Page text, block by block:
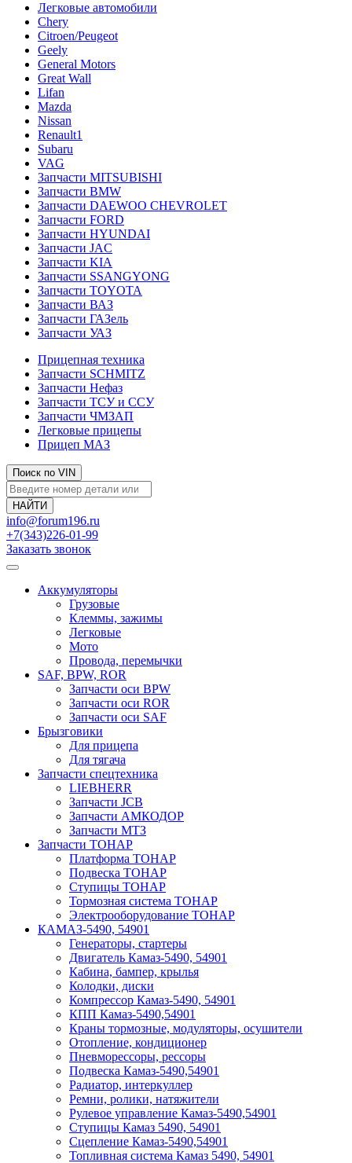
Легковые автомобили
Chery
Citroen/Peugeot
Geely
General Motors
Great Wall
Lifan
Mazda
Nissan
Renault1
Subaru
VAG
Запчасти MITSUBISHI
Запчасти BMW
Запчасти DAEWOO CHEVROLET
Запчасти FORD
Запчасти HYUNDAI
Запчасти JAC
Запчасти KIA
Запчасти SSANGYONG
Запчасти TOYOTA
Запчасти ВАЗ
Запчасти ГАЗель
Запчасти УАЗ
Прицепная техника
Запчасти SCHMITZ
Запчасти Нефаз
Запчасти ТСУ и ССУ
Запчасти ЧМЗАП
Легковые прицепы
Прицеп МАЗ
Поиск по VIN
info@forum196.ru
+7(343)226-01-99
Заказать звонок
Аккумуляторы
Грузовые
Клеммы, зажимы
Легковые
Мото
Провода, перемычки
SAF, BPW, ROR
Запчасти оси BPW
Запчасти оси ROR
Запчасти оси SAF
Брызговики
Для прицепа
Для тягача
Запчасти спецтехника
LIEBHERR
Запчасти JCB
Запчасти АМКОДОР
Запчасти МТЗ
Запчасти ТОНАР
Платформа ТОНАР
Подвеска ТОНАР
Ступицы ТОНАР
Тормозная система ТОНАР
Электрооборудование ТОНАР
КАМАЗ-5490, 54901
Генераторы, стартеры
Двигатель Камаз-5490, 54901
Кабина, бампер, крылья
Колодки, диски
Компрессор Камаз-5490, 54901
КПП Камаз-5490,54901
Краны тормозные, модуляторы, осушители
Отопление, кондиционер
Пневморессоры, рессоры
Подвеска Камаз-5490,54901
Радиатор, интеркуллер
Ремни, ролики, натяжители
Рулевое управление Камаз-5490,54901
Ступицы Камаз 5490, 54901
Сцепление Камаз-5490,54901
Топливная система Камаз 5490, 54901